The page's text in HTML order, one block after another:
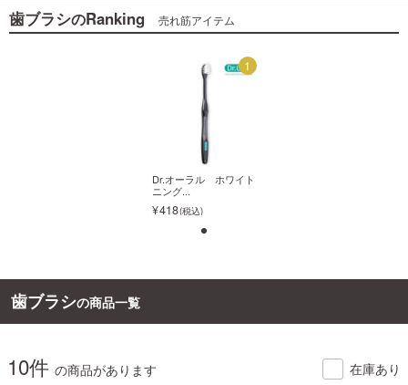
特集から探す
ログイン・新規会員登録
歯ブラシのRanking 売れ筋アイテム
1
Dr.オーラル ホワイト
ニング...
418
Dr.オーラル ホワイト
ニング...
歯ブラシの商品一覧
10件 の商品があります 在庫あり